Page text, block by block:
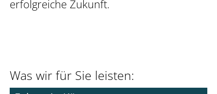
erfolgreiche Zukunft.
Was wir für Sie leisten: